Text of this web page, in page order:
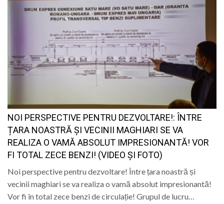
NOI PERSPECTIVE PENTRU DEZVOLTARE!: ÎNTRE
ȚARA NOASTRĂ ȘI VECINII MAGHIARI SE VA
REALIZA O VAMĂ ABSOLUT IMPRESIONANTĂ! VOR
FI TOTAL ZECE BENZI! (VIDEO ȘI FOTO)
Noi perspective pentru dezvoltare! Între țara noastră și
vecinii maghiari se va realiza o vamă absolut impresionantă!
Vor fi în total zece benzi de circulație! Grupul de lucru…